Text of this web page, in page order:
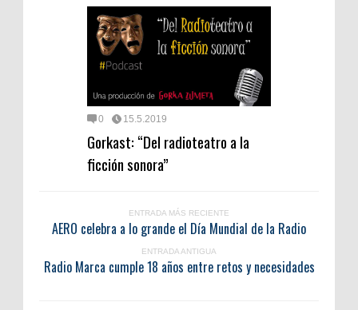
0 15.5.2019
Gorkast: “Del radioteatro a la
ficción sonora”
ENTRADA MÁS RECIENTE
AERO celebra a lo grande el Día Mundial de la Radio
ENTRADA ANTIGUA
Radio Marca cumple 18 años entre retos y necesidades